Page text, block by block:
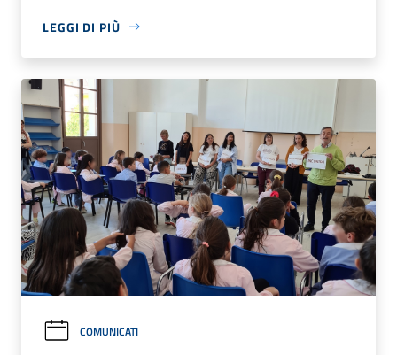
LEGGI DI PIÙ
COMUNICATI